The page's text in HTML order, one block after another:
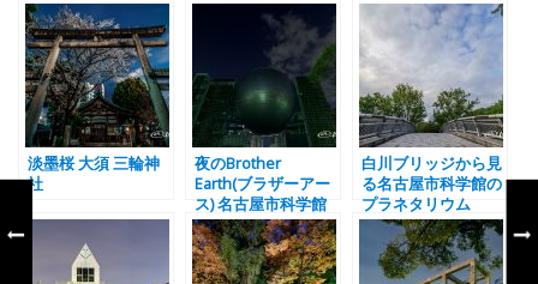
淡墨桜 大須 三輪神
社
夜のBrother
Earth(ブラザーアー
ス) 名古屋市科学館
白川ブリッジから見
る名古屋市科学館の
プラネタリウム